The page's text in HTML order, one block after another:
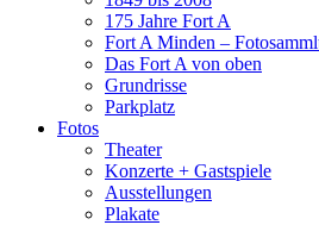
175 Jahre Fort A
Fort A Minden –
Das Fort A von oben
Grundrisse
Parkplatz
Fotos
Theater
Konzerte + Gastspiele
Ausstellungen
Plakate